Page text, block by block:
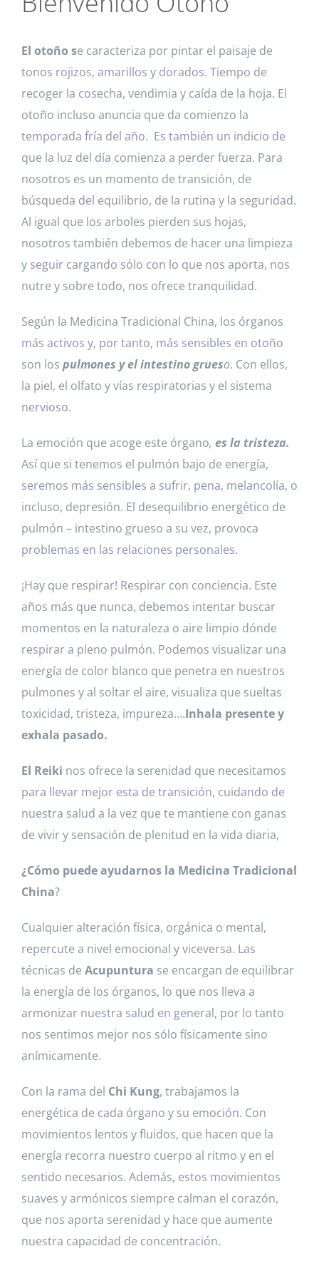
El otoño se caracteriza por pintar el paisaje de
tonos rojizos, amarillos y dorados. Tiempo de
recoger la cosecha, vendimia y caída de la hoja. El
otoño incluso anuncia que da comienzo la
temporada fría del año. Es también un indicio de
que la luz del día comienza a perder fuerza. Para
nosotros es un momento de transición, de
búsqueda del equilibrio, de la rutina y la seguridad.
Al igual que los arboles pierden sus hojas,
nosotros también debemos de hacer una limpieza
y seguir cargando sólo con lo que nos aporta, nos
nutre y sobre todo, nos ofrece tranquilidad.
Según la Medicina Tradicional China, los órganos
más activos y, por tanto, más sensibles en otoño
son los pulmones y el intestino grueso. Con ellos,
la piel, el olfato y vías respiratorias y el sistema
nervioso.
La emoción que acoge este órgano, es la tristeza.
Así que si tenemos el pulmón bajo de energía,
seremos más sensibles a sufrir, pena, melancolía, o
incluso, depresión. El desequilibrio energético de
pulmón – intestino grueso a su vez, provoca
problemas en las relaciones personales.
¡Hay que respirar! Respirar con conciencia. Este
años más que nunca, debemos intentar buscar
momentos en la naturaleza o aire limpio dónde
respirar a pleno pulmón. Podemos visualizar una
energía de color blanco que penetra en nuestros
pulmones y al soltar el aire, visualiza que sueltas
toxicidad, tristeza, impureza….Inhala presente y
exhala pasado.
El Reiki nos ofrece la serenidad que necesitamos
para llevar mejor esta de transición, cuidando de
nuestra salud a la vez que te mantiene con ganas
de vivir y sensación de plenitud en la vida diaria,
¿Cómo puede ayudarnos la Medicina Tradicional
China?
Cualquier alteración física, orgánica o mental,
repercute a nivel emocional y viceversa. Las
técnicas de Acupuntura se encargan de equilibrar
la energía de los órganos, lo que nos lleva a
armonizar nuestra salud en general, por lo tanto
nos sentimos mejor nos sólo físicamente sino
anímicamente.
Con la rama del Chi Kung, trabajamos la
energética de cada órgano y su emoción. Con
movimientos lentos y fluidos, que hacen que la
energía recorra nuestro cuerpo al ritmo y en el
sentido necesarios. Además, estos movimientos
suaves y armónicos siempre calman el corazón,
que nos aporta serenidad y hace que aumente
nuestra capacidad de concentración.